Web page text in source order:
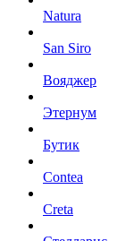
Natura
San Siro
Вояджер
Этернум
Бутик
Contea
Creta